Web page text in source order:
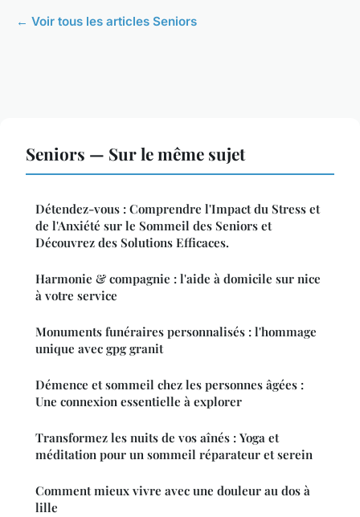
← Voir tous les articles Seniors
Seniors — Sur le même sujet
Détendez-vous : Comprendre l'Impact du Stress et
de l'Anxiété sur le Sommeil des Seniors et
Découvrez des Solutions Efficaces.
Harmonie & compagnie : l'aide à domicile sur nice
à votre service
Monuments funéraires personnalisés : l'hommage
unique avec gpg granit
Démence et sommeil chez les personnes âgées :
Une connexion essentielle à explorer
Transformez les nuits de vos aînés : Yoga et
méditation pour un sommeil réparateur et serein
Comment mieux vivre avec une douleur au dos à
lille